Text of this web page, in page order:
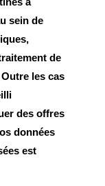
sein de
de
les cas
des offres
données
est